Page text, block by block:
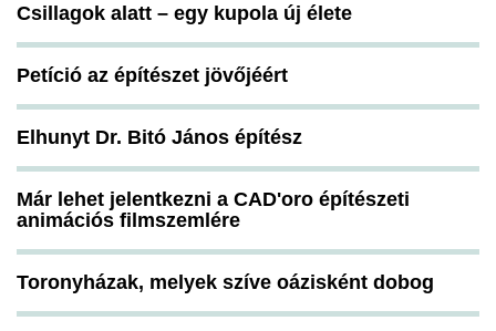
Csillagok alatt – egy kupola új élete
Petíció az építészet jövőjéért
Elhunyt Dr. Bitó János építész
Már lehet jelentkezni a CAD'oro építészeti
animációs filmszemlére
Toronyházak, melyek szíve oázisként dobog